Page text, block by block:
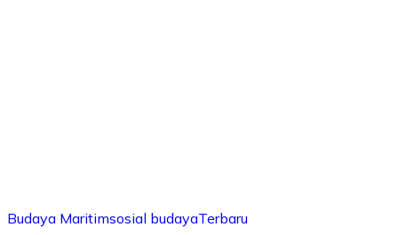
Budaya Maritimsosial budayaTerbaru